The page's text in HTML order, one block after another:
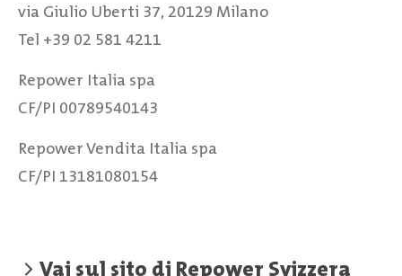
via Giulio Uberti 37, 20129 Milano
Tel +39 02 581 4211
Repower Italia spa
CF/PI 00789540143
Repower Vendita Italia spa
CF/PI 13181080154
Vai sul sito di Repower Svizzera